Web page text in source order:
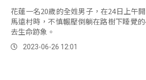
花蓮一名20歲的全姓男子，在24日上午
馬遠村時，不慎輾壓倒躺在路樹下睡覺
去生命跡象。
2023-06-26 12:01